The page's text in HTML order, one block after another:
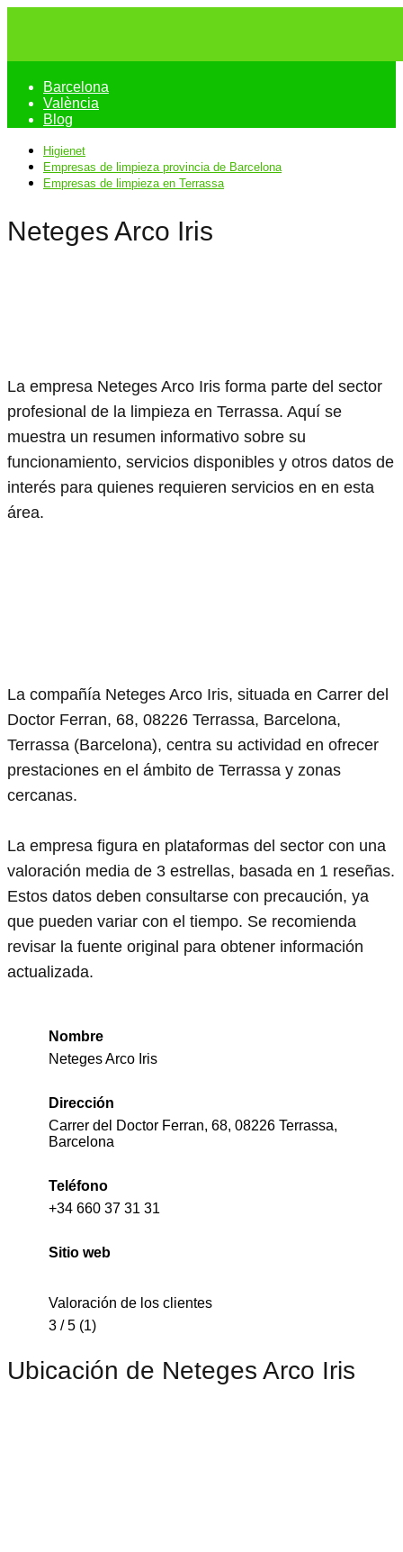
Barcelona
València
Blog
Higienet
Empresas de limpieza provincia de Barcelona
Empresas de limpieza en Terrassa
Neteges Arco Iris
La empresa Neteges Arco Iris forma parte del sector
profesional de la limpieza en Terrassa. Aquí se
muestra un resumen informativo sobre su
funcionamiento, servicios disponibles y otros datos de
interés para quienes requieren servicios en en esta
área.
La compañía Neteges Arco Iris, situada en Carrer del
Doctor Ferran, 68, 08226 Terrassa, Barcelona,
Terrassa (Barcelona), centra su actividad en ofrecer
prestaciones en el ámbito de Terrassa y zonas
cercanas.
La empresa figura en plataformas del sector con una
valoración media de 3 estrellas, basada en 1 reseñas.
Estos datos deben consultarse con precaución, ya
que pueden variar con el tiempo. Se recomienda
revisar la fuente original para obtener información
actualizada.
Nombre
Neteges Arco Iris
Dirección
Carrer del Doctor Ferran, 68, 08226 Terrassa,
Barcelona
Teléfono
+34 660 37 31 31
Sitio web
Valoración de los clientes
3 / 5 (1)
Ubicación de Neteges Arco Iris